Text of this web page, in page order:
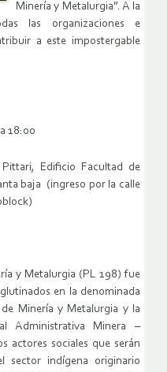
Minería y Metalurgia”. A la
las organizaciones e
a este impostergable
18:00
Edificio Facultad de
baja (ingreso por la calle
y Metalurgia (PL 198) fue
en la denominada
Minería y Metalurgia y la
Administrativa Minera –
actores sociales que serán
sector indígena originario